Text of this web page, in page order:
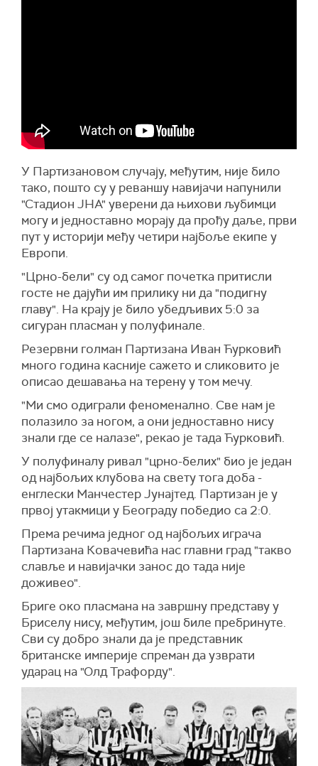
У Партизановом случају, међутим, није било
тако, пошто су у реваншу навијачи напунили
"Стадион ЈНА" уверени да њихови љубимци
могу и једноставно морају да прођу даље, први
пут у историји међу четири најбоље екипе у
Европи.
"Црно-бели" су од самог почетка притисли
госте не дајући им прилику ни да "подигну
главу". На крају је било убедљивих 5:0 за
сигуран пласман у полуфинале.
Резервни голман Партизана Иван Ћурковић
много година касније сажето и сликовито је
описао дешавања на терену у том мечу.
"Ми смо одиграли феноменално. Све нам је
полазило за ногом, а они једноставно нису
знали где се налазе", рекао је тада Ћурковић.
У полуфиналу ривал "црно-белих" био је један
од најбољих клубова на свету тога доба -
енглески Манчестер Јунајтед. Партизан је у
првој утакмици у Београду победио са 2:0.
Према речима једног од најбољих играча
Партизана Ковачевића нас главни град "такво
славље и навијачки занос до тада није
доживео".
Бриге око пласмана на завршну представу у
Бриселу нису, међутим, још биле пребринуте.
Сви су добро знали да је представник
британске империје спреман да узврати
ударац на "Олд Трафорду".